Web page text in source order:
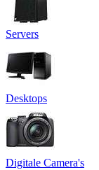
Servers
Desktops
Digitale Camera's